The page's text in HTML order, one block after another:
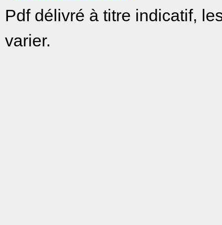
Pdf délivré à titre indicatif,
varier.